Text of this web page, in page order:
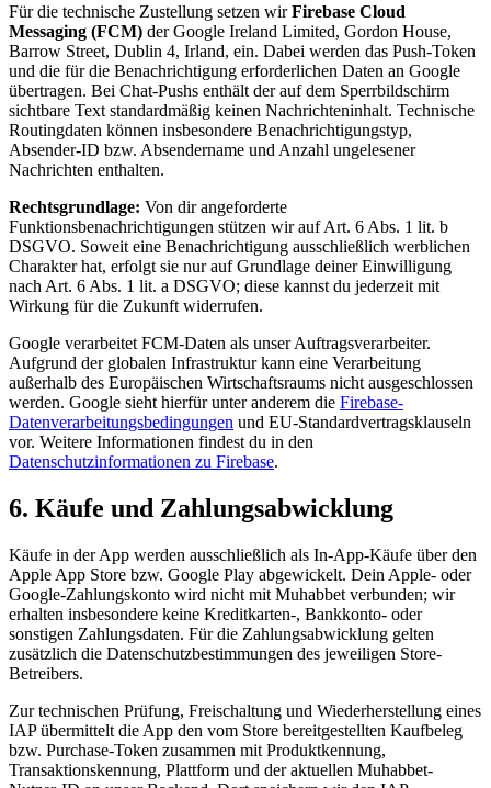
Für die technische Zustellung setzen wirFirebase Cloud
Messaging (FCM) der Google Ireland Limited, Gordon House,
Barrow Street, Dublin 4, Irland, ein. Dabei werden das Push-Token
und die für die Benachrichtigung erforderlichen Daten an Google
übertragen. Bei Chat-Pushs enthält der auf dem Sperrbildschirm
sichtbare Text standardmäßig keinen Nachrichteninhalt. Technische
Routingdaten können insbesondere Benachrichtigungstyp,
Absender-ID bzw. Absendername und Anzahl ungelesener
Nachrichten enthalten.
Rechtsgrundlage: Von dir angeforderte
Funktionsbenachrichtigungen stützen wir auf Art. 6 Abs. 1 lit. b
DSGVO. Soweit eine Benachrichtigung ausschließlich werblichen
Charakter hat, erfolgt sie nur auf Grundlage deiner Einwilligung
nach Art. 6 Abs. 1 lit. a DSGVO; diese kannst du jederzeit mit
Wirkung für die Zukunft widerrufen.
Google verarbeitet FCM-Daten als unser Auftragsverarbeiter.
Aufgrund der globalen Infrastruktur kann eine Verarbeitung
außerhalb des Europäischen Wirtschaftsraums nicht ausgeschlossen
werden. Google sieht hierfür unter anderem die Firebase-
Datenverarbeitungsbedingungen und EU-Standardvertragsklauseln
vor. Weitere Informationen findest du in den
Datenschutzinformationen zu Firebase.
6. Käufe und Zahlungsabwicklung
Käufe in der App werden ausschließlich als In-App-Käufe über den
Apple App Store bzw. Google Play abgewickelt. Dein Apple- oder
Google-Zahlungskonto wird nicht mit Muhabbet verbunden; wir
erhalten insbesondere keine Kreditkarten-, Bankkonto- oder
sonstigen Zahlungsdaten. Für die Zahlungsabwicklung gelten
zusätzlich die Datenschutzbestimmungen des jeweiligen Store-
Betreibers.
Zur technischen Prüfung, Freischaltung und Wiederherstellung eines
IAP übermittelt die App den vom Store bereitgestellten Kaufbeleg
bzw. Purchase-Token zusammen mit Produktkennung,
Transaktionskennung, Plattform und der aktuellen Muhabbet-